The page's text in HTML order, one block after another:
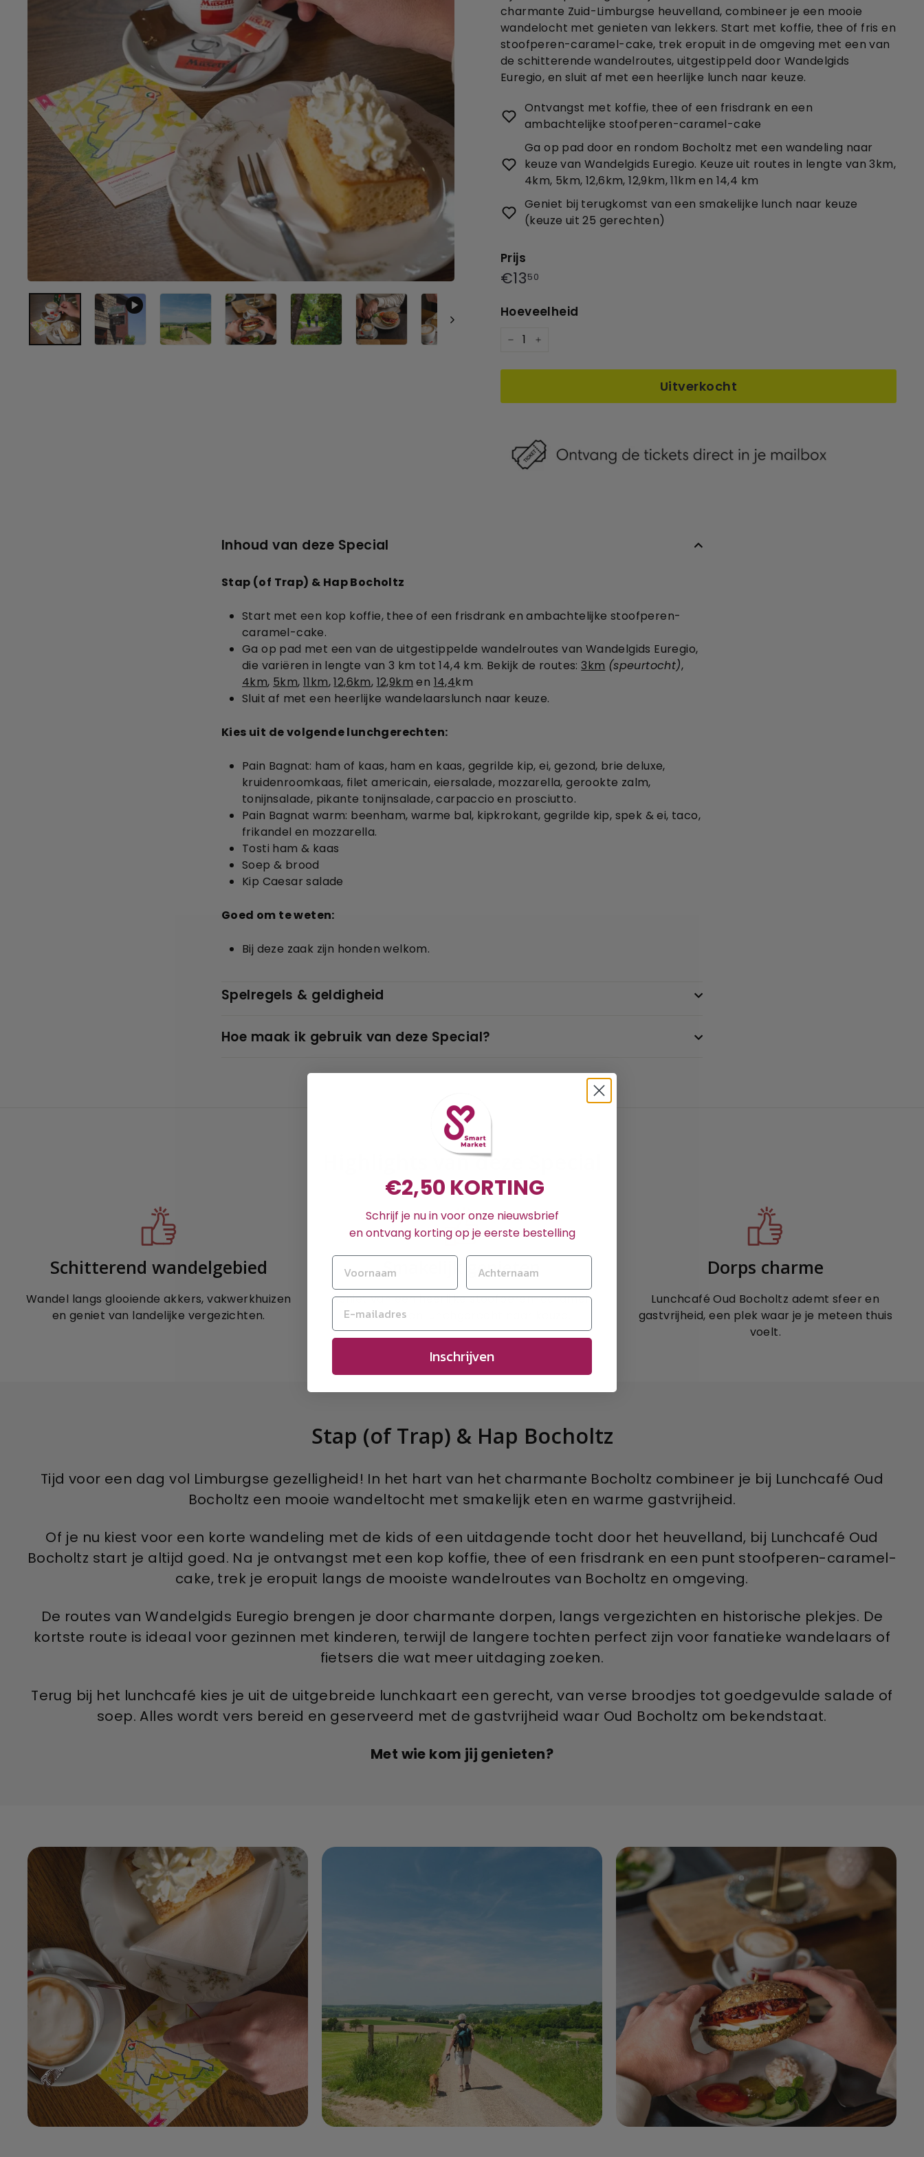
charmante Zuid-Limburgse heuvelland, combineer je een mooie
wandelocht met genieten van lekkers. Start met koffie, thee of fris en
stoofperen-caramel-cake, trek eropuit in de omgeving met een van
de schitterende wandelroutes, uitgestippeld door Wandelgids
Euregio, en sluit af met een heerlijke lunch naar keuze.
Ontvangst met koffie, thee of een frisdrank en een
ambachtelijke stoofperen-caramel-cake
Ga op pad door en rondom Bocholtz met een wandeling naar
keuze van Wandelgids Euregio. Keuze uit routes in lengte van 3km,
4km, 5km, 12,6km, 12,9km, 11km en 14,4 km
Geniet bij terugkomst van een smakelijke lunch naar keuze
(keuze uit 25 gerechten)
Prijs
Prijs
€1350
Hoeveelheid
+
Uitverkocht
Inhoud van deze Special
Stap (of Trap) & Hap Bocholtz
Start met een kop koffie, thee of een frisdrank en ambachtelijke stoofperen-
caramel-cake.
Ga op pad met een van de uitgestippelde wandelroutes van Wandelgids Euregio,
die variëren in lengte van 3 km tot 14,4 km. Bekijk de routes:3km (speurtocht),
4km, 5km,11km,12,6km, 12,9km en 14,4km
Sluit af met een heerlijke wandelaarslunch naar keuze.
Kies uit de volgende lunchgerechten:
Pain Bagnat: ham of kaas, ham en kaas, gegrilde kip, ei, gezond, brie deluxe,
kruidenroomkaas, filet americain, eiersalade, mozzarella, gerookte zalm,
tonijnsalade, pikante tonijnsalade, carpaccio en prosciutto.
Pain Bagnat warm: beenham, warme bal, kipkrokant, gegrilde kip, spek & ei, taco,
frikandel en mozzarella.
Tosti ham & kaas
Soep & brood
Kip Caesar salade
Goed om te weten:
Bij deze zaak zijn honden welkom.
Spelregels & geldigheid
Hoe maak ik gebruik van deze Special?
Highlights van deze Special
Schitterend wandelgebied
Wandel langs glooiende akkers, vakwerkhuizen
en geniet van landelijke vergezichten.
Smakelijk genieten
Geniet van een heerlijke stoofperen-caramel-
cake en een lunchgerecht naar keuze.
Dorps charme
Lunchcafé Oud Bocholtz ademt sfeer en
gastvrijheid, een plek waar je je meteen thuis
voelt.
Stap (of Trap) & Hap Bocholtz
Tijd voor een dag vol Limburgse gezelligheid! In het hart van het charmante Bocholtz combineer je bij Lunchcafé Oud
Bocholtz een mooie wandeltocht met smakelijk eten en warme gastvrijheid.
Of je nu kiest voor een korte wandeling met de kids of een uitdagende tocht door het heuvelland, bij Lunchcafé Oud
Bocholtz start je altijd goed. Na je ontvangst met een kop koffie, thee of een frisdrank en een punt stoofperen-caramel-
cake, trek je eropuit langs de mooiste wandelroutes van Bocholtz en omgeving.
De routes van Wandelgids Euregio brengen je door charmante dorpen, langs vergezichten en historische plekjes. De
kortste route is ideaal voor gezinnen met kinderen, terwijl de langere tochten perfect zijn voor fanatieke wandelaars of
fietsers die wat meer uitdaging zoeken.
Terug bij het lunchcafé kies je uit de uitgebreide lunchkaart een gerecht, van verse broodjes tot goedgevulde salade of
soep. Alles wordt vers bereid en geserveerd met de gastvrijheid waar Oud Bocholtz om bekendstaat.
Met wie kom jij genieten?
€2,50 KORTING
Schrijf je nu in voor onze nieuwsbrief
en ontvang korting op je eerste bestelling
Inschrijven